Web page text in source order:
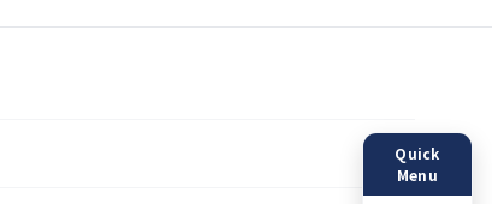
Quick
Menu